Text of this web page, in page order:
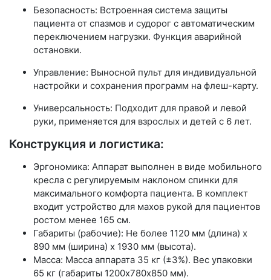
Безопасность: Встроенная система защиты
пациента от спазмов и судорог с автоматическим
переключением нагрузки. Функция аварийной
остановки.
Управление: Выносной пульт для индивидуальной
настройки и сохранения программ на флеш-карту.
Универсальность: Подходит для правой и левой
руки, применяется для взрослых и детей с 6 лет.
Конструкция и логистика:
Эргономика: Аппарат выполнен в виде мобильного
кресла с регулируемым наклоном спинки для
максимального комфорта пациента. В комплект
входит устройство для махов рукой для пациентов
ростом менее 165 см.
Габариты (рабочие): Не более 1120 мм (длина) х
890 мм (ширина) х 1930 мм (высота).
Масса: Масса аппарата 35 кг (±3%). Вес упаковки
65 кг (габариты 1200х780х850 мм).